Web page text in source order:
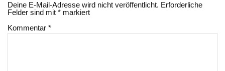
Deine E-Mail-Adresse wird nicht veröffentlicht. Erforderliche
Felder sind mit* markiert
Kommentar*